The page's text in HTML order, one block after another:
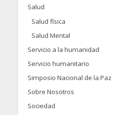
Salud
Salud física
Salud Mental
Servicio a la humanidad
Servicio humanitario
Simposio Nacional de la Paz
Sobre Nosotros
Sociedad